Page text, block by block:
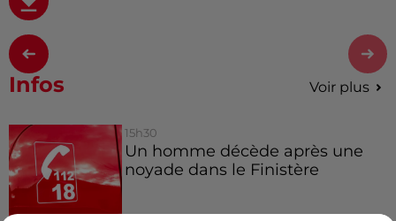
Infos Voir plus
15h30
Un homme décède après une
noyade dans le Finistère